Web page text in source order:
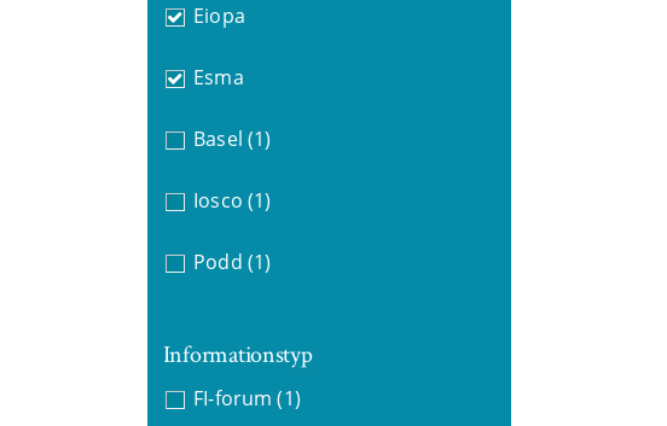
Eiopa
Esma
Basel (1)
Iosco (1)
Podd (1)
Informationstyp
FI-forum (1)